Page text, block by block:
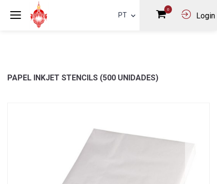
PT
0
Login
PAPEL INKJET STENCILS (500 UNIDADES)